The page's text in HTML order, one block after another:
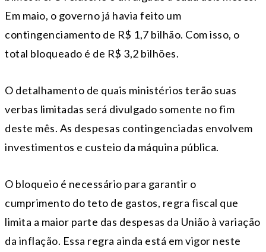
Em maio, o governo já havia feito um
contingenciamento de R$ 1,7 bilhão. Com isso, o
total bloqueado é de R$ 3,2 bilhões.
O detalhamento de quais ministérios terão suas
verbas limitadas será divulgado somente no fim
deste mês. As despesas contingenciadas envolvem
investimentos e custeio da máquina pública.
O bloqueio é necessário para garantir o
cumprimento do teto de gastos, regra fiscal que
limita a maior parte das despesas da União à variação
da inflação. Essa regra ainda está em vigor neste